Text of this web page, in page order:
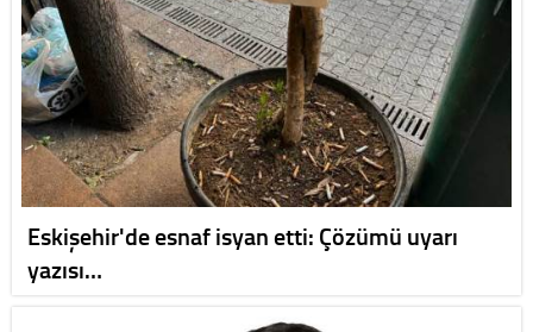
Eskişehir'de esnaf isyan etti: Çözümü uyarı
yazısı…